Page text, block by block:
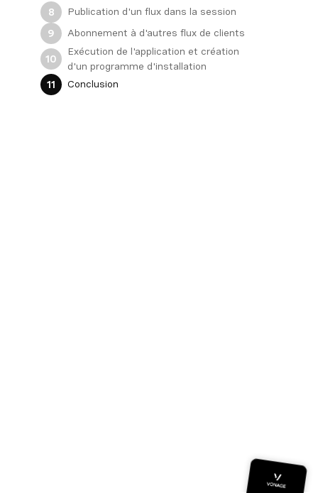
8
Publication d'un flux dans la session
9
Abonnement à d'autres flux de clients
10
Exécution de l'application et création
d'un programme d'installation
11
Conclusion